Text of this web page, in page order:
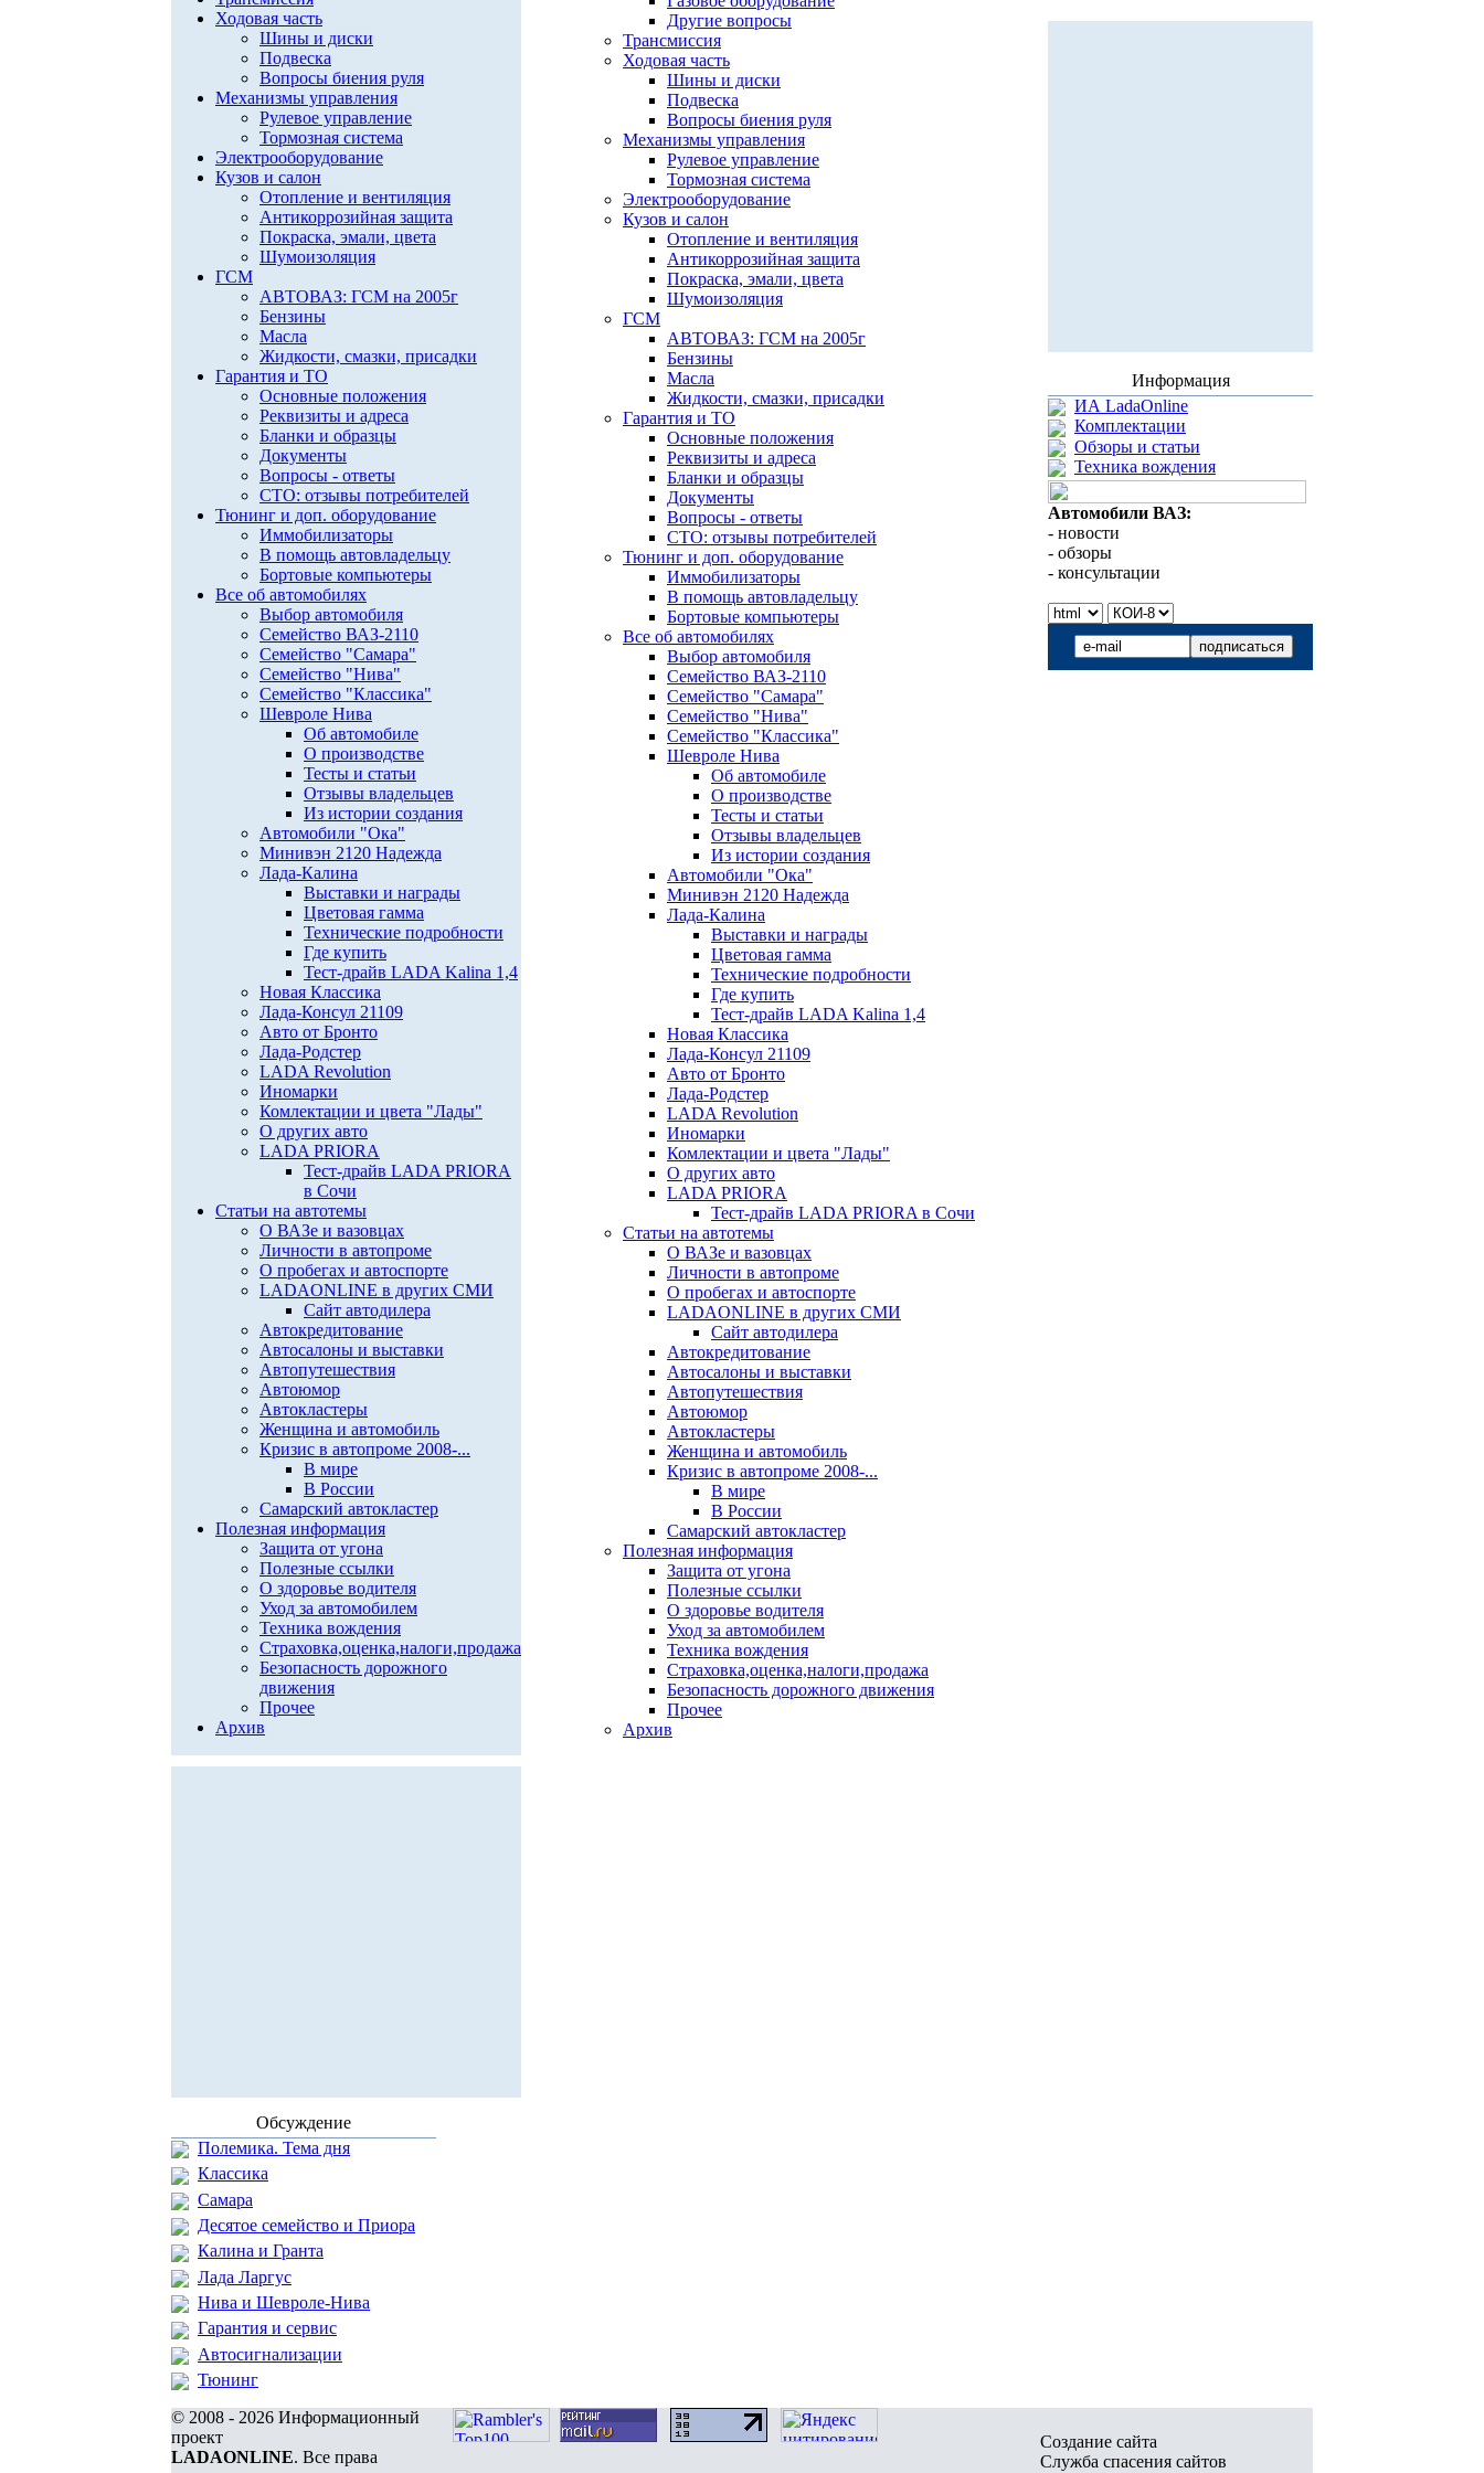
Ходовая часть
Шины и диски
Подвеска
Вопросы биения руля
Механизмы управления
Рулевое управление
Тормозная система
Электрооборудование
Кузов и салон
Отопление и вентиляция
Антикоррозийная защита
Покраска, эмали, цвета
Шумоизоляция
ГСМ
АВТОВАЗ: ГСМ на 2005г
Бензины
Масла
Жидкости, смазки, присадки
Гарантия и ТО
Основные положения
Реквизиты и адреса
Бланки и образцы
Документы
Вопросы - ответы
СТО: отзывы потребителей
Тюнинг и доп. оборудование
Иммобилизаторы
В помощь автовладельцу
Бортовые компьютеры
Все об автомобилях
Выбор автомобиля
Семейство ВАЗ-2110
Семейство "Самара"
Семейство "Нива"
Семейство "Классика"
Шевроле Нива
Об автомобиле
О производстве
Тесты и статьи
Отзывы владельцев
Из истории создания
Автомобили "Ока"
Минивэн 2120 Надежда
Лада-Калина
Выставки и награды
Цветовая гамма
Технические подробности
Где купить
Тест-драйв LADA Kalina 1,4
Новая Классика
Лада-Консул 21109
Авто от Бронто
Лада-Родстер
LADA Revolution
Иномарки
Комлектации и цвета "Лады"
О других авто
LADA PRIORA
Тест-драйв LADA PRIORA
в Сочи
Статьи на автотемы
О ВАЗе и вазовцах
Личности в автопроме
О пробегах и автоспорте
LADAONLINE в других СМИ
Сайт автодилера
Автокредитование
Автосалоны и выставки
Автопутешествия
Автоюмор
Автокластеры
Женщина и автомобиль
Кризис в автопроме 2008-...
В мире
В России
Самарский автокластер
Полезная информация
Защита от угона
Полезные ссылки
О здоровье водителя
Уход за автомобилем
Техника вождения
Страховка,оценка,налоги,продажа
Безопасность дорожного
движения
Прочее
Архив
Обсуждение
Полемика. Тема дня
Классика
Самара
Десятое семейство и Приора
Калина и Гранта
Лада Ларгус
Нива и Шевроле-Нива
Гарантия и сервис
Автосигнализации
Тюнинг
Другие вопросы
Трансмиссия
Ходовая часть
Шины и диски
Подвеска
Вопросы биения руля
Механизмы управления
Рулевое управление
Тормозная система
Электрооборудование
Кузов и салон
Отопление и вентиляция
Антикоррозийная защита
Покраска, эмали, цвета
Шумоизоляция
ГСМ
АВТОВАЗ: ГСМ на 2005г
Бензины
Масла
Жидкости, смазки, присадки
Гарантия и ТО
Основные положения
Реквизиты и адреса
Бланки и образцы
Документы
Вопросы - ответы
СТО: отзывы потребителей
Тюнинг и доп. оборудование
Иммобилизаторы
В помощь автовладельцу
Бортовые компьютеры
Все об автомобилях
Выбор автомобиля
Семейство ВАЗ-2110
Семейство "Самара"
Семейство "Нива"
Семейство "Классика"
Шевроле Нива
Об автомобиле
О производстве
Тесты и статьи
Отзывы владельцев
Из истории создания
Автомобили "Ока"
Минивэн 2120 Надежда
Лада-Калина
Выставки и награды
Цветовая гамма
Технические подробности
Где купить
Тест-драйв LADA Kalina 1,4
Новая Классика
Лада-Консул 21109
Авто от Бронто
Лада-Родстер
LADA Revolution
Иномарки
Комлектации и цвета "Лады"
О других авто
LADA PRIORA
Тест-драйв LADA PRIORA в Сочи
Статьи на автотемы
О ВАЗе и вазовцах
Личности в автопроме
О пробегах и автоспорте
LADAONLINE в других СМИ
Сайт автодилера
Автокредитование
Автосалоны и выставки
Автопутешествия
Автоюмор
Автокластеры
Женщина и автомобиль
Кризис в автопроме 2008-...
В мире
В России
Самарский автокластер
Полезная информация
Защита от угона
Полезные ссылки
О здоровье водителя
Уход за автомобилем
Техника вождения
Страховка,оценка,налоги,продажа
Безопасность дорожного движения
Прочее
Архив
Информация
ИА LadaOnline
Комплектации
Обзоры и статьи
Техника вождения
Автомобили ВАЗ:
- новости
- обзоры
- консультации
© 2008 - 2026 Информационный
проект
LADAONLINE. Все права
Создание сайта
Служба спасения сайтов